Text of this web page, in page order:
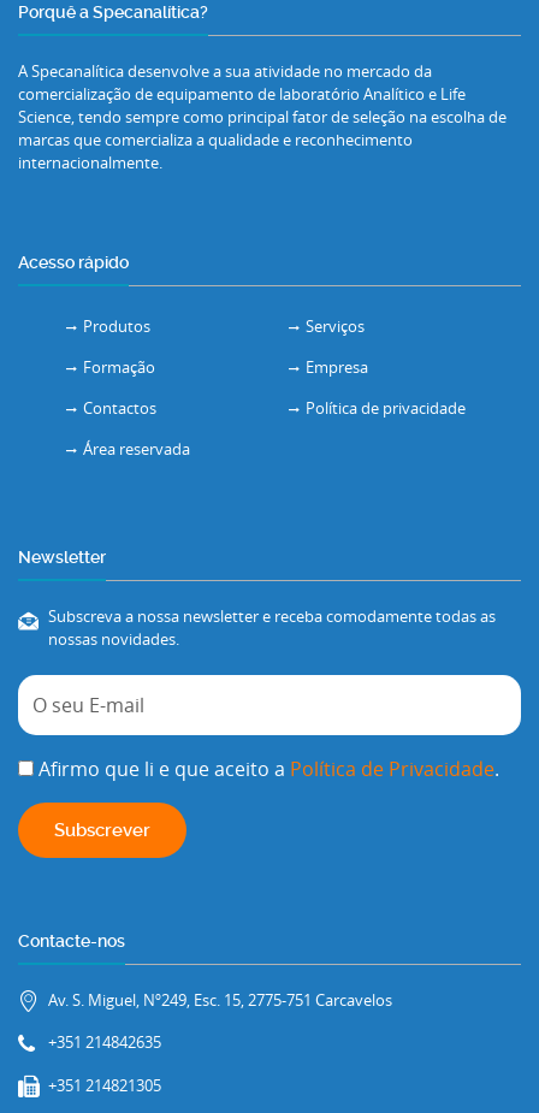
Porquê a Specanalítica?
A Specanalítica desenvolve a sua atividade no mercado da
comercialização de equipamento de laboratório Analítico e Life
Science, tendo sempre como principal fator de seleção na escolha de
marcas que comercializa a qualidade e reconhecimento
internacionalmente.
Acesso rápido
Produtos
Serviços
Formação
Empresa
Contactos
Política de privacidade
Área reservada
Newsletter
Subscreva a nossa newsletter e receba comodamente todas as
nossas novidades.
Afirmo que li e que aceito a Política de Privacidade.
Contacte-nos
Av. S. Miguel, Nº249, Esc. 15, 2775-751 Carcavelos
+351 214842635
+351 214821305